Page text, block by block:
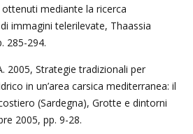
mediante la ricerca
immagini telerilevate, Thaassia
285-294.
2005, Strategie tradizionali per
in un’area carsica mediterranea: il
(Sardegna), Grotte e dintorni
2005, pp. 9-28.